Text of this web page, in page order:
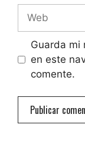
Guarda mi
en este
comente.